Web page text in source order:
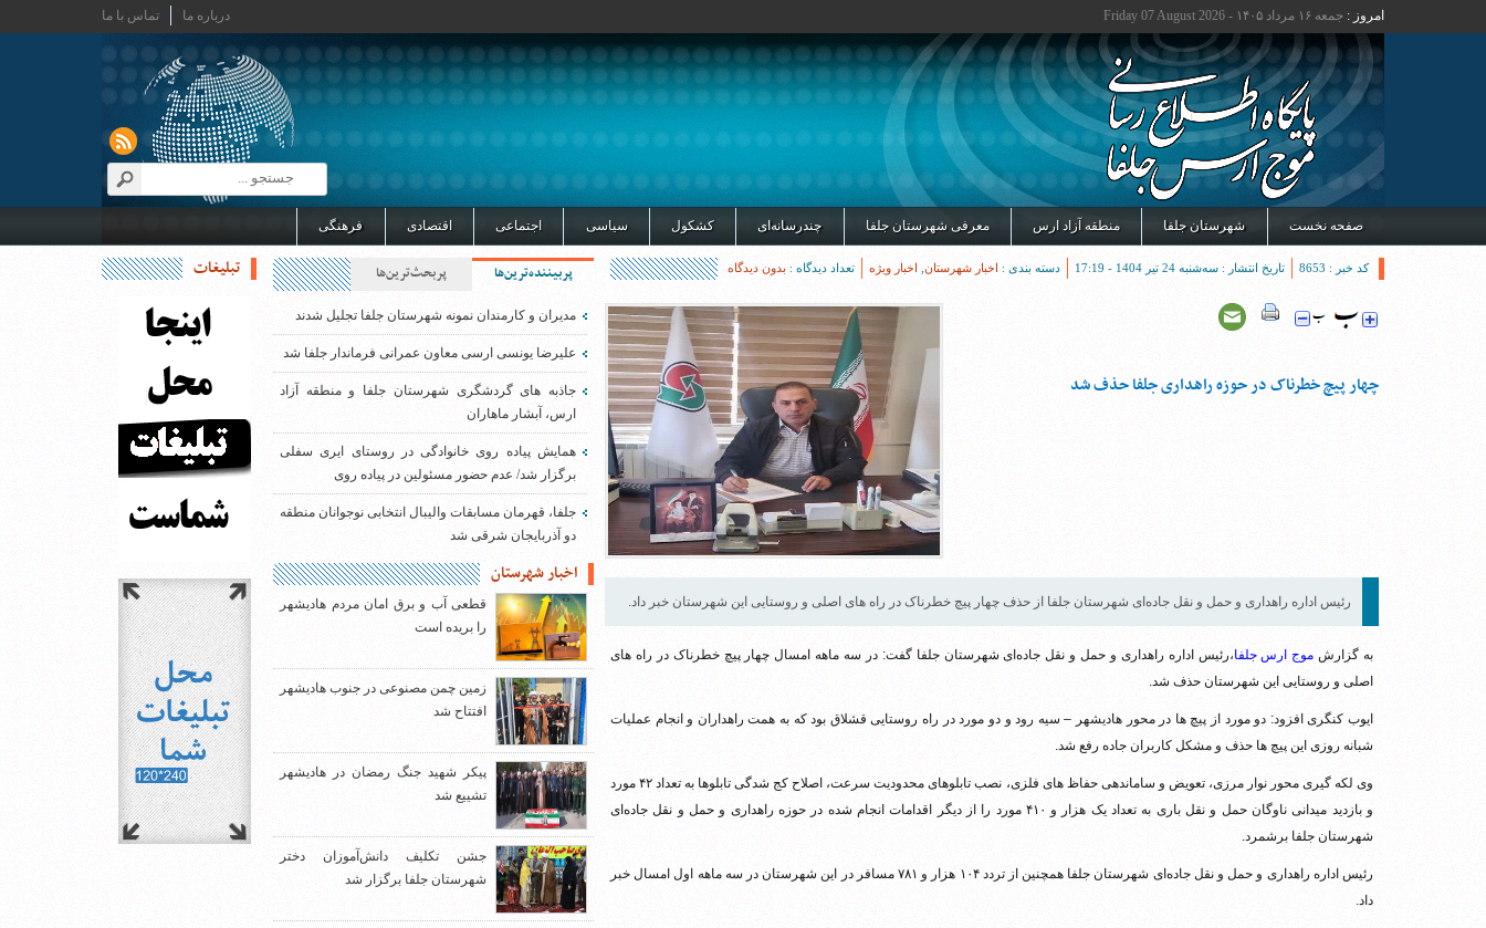
امروز : جمعه ۱۶ مرداد ۱۴۰۵ - Friday 07 August 2026 تماس با ما درباره ما
صفحه نخست شهرستان جلفا منطقه آزاد ارس معرفی شهرستان جلفا چندرسانه‌ای کشکول سیاسی اجتماعی اقتصادی فرهنگی
کد خبر : 8653 تاریخ انتشار : سه‌شنبه 24 تیر 1404 - 17:19 دسته بندی : اخبار شهرستان اخبار ویژه تعداد دیدگاه : بدون دیدگاه
چهار پیچ خطرناک در حوزه راهداری جلفا حذف شد
رئیس اداره راهداری و حمل و نقل جاده‌ای شهرستان جلفا از حذف چهار پیچ خطرناک در راه های اصلی و روستایی این شهرستان خبر داد.
به گزارش موج ارس جلفا،رئیس اداره راهداری و حمل و نقل جاده‌ای شهرستان جلفا گفت: در سه ماهه امسال چهار پیچ خطرناک در راه های
اصلی و روستایی این شهرستان حذف شد.
ایوب کنگری افزود: دو مورد از پیچ ها در محور هادیشهر – سیه رود و دو مورد در راه روستایی قشلاق بود که به همت راهداران و انجام عملیات
شبانه روزی این پیچ ها حذف و مشکل کاربران جاده رفع شد.
وی لکه گیری محور نوار مرزی، تعویض و ساماندهی حفاظ های فلزی، نصب تابلوهای محدودیت سرعت، اصلاح کج شدگی تابلوها به تعداد ۴۲ مورد
و بازدید میدانی ناوگان حمل و نقل باری به تعداد یک هزار و ۴۱۰ مورد را از دیگر اقدامات انجام شده در حوزه راهداری و حمل و نقل جاده‌ای
شهرستان جلفا برشمرد.
رئیس اداره راهداری و حمل و نقل جاده‌ای شهرستان جلفا همچنین از تردد ۱۰۴ هزار و ۷۸۱ مسافر در این شهرستان در سه ماهه اول امسال خبر
داد.
تبلیغات پربیننده‌ترین‌ها پربحث‌ترین‌ها
مدیران و کارمندان نمونه شهرستان جلفا تجلیل شدند
علیرضا یونسی ارسی معاون عمرانی فرماندار جلفا شد
جاذبه های گردشگری شهرستان جلفا و منطقه آزاد
ارس، آبشار ماهاران
همایش پیاده روی خانوادگی در روستای ایری سفلی
برگزار شد/ عدم حضور مسئولین در پیاده روی
جلفا، قهرمان مسابقات والیبال انتخابی نوجوانان منطقه
دو آذربایجان شرقی شد
اخبار شهرستان
قطعی آب و برق امان مردم هادیشهر
را بریده است
زمین چمن مصنوعی در جنوب هادیشهر
افتتاح شد
پیکر شهید جنگ رمضان در هادیشهر
تشییع شد
جشن تکلیف دانش‌آموزان دختر
شهرستان جلفا برگزار شد